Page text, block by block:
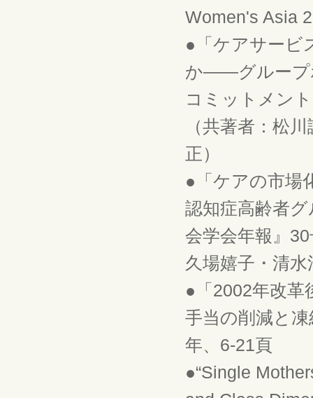
Women's Asia
●「ケアサービ
か――グループ
コミットメン
（共著者：松
正）
●「ケアの市場
認知症高齢者
会学会年報』
久場嬉子・清
●「2002年改
手当の削減と
年、6-21頁
●“Single